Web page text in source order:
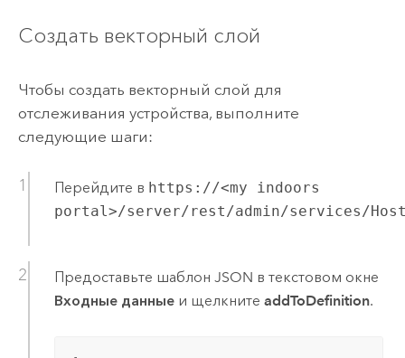
Создать векторный слой
Чтобы создать векторный слой для
отслеживания устройства, выполните
следующие шаги:
Перейдите в https://<my indoors
portal>/server/rest/admin/services/
Предоставьте шаблон JSON в текстовом окне
Входные данныеи щелкните addToDefinition.